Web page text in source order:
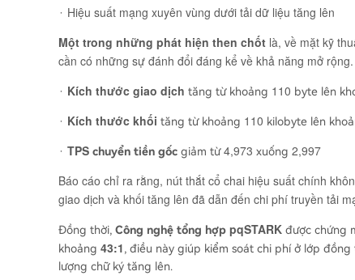
· Hiệu suất mạng xuyên vùng dưới tải dữ liệu tăng lên
Một trong những phát hiện then chốt là, về mặt kỹ
cần có những sự đánh đổi đáng kể về khả năng mở
· Kích thước giao dịch tăng từ khoảng 110 byte lên
· Kích thước khối tăng từ khoảng 110 kilobyte lên
· TPS chuyển tiền gốc giảm từ4,973 xuống 2,997
Báo cáo chỉ ra rằng, nút thắt cổ chai hiệu suất chính
giao dịch và khối tăng lên đã dẫn đến chi phí truyền tải
Đồng thời, Công nghệ tổng hợp pqSTARK được chứng
khoảng 43:1, điều này giúp kiểm soát chi phí ở lớp
lượng chữ ký tăng lên.